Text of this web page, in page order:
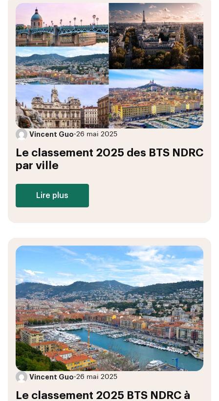
Vincent Guo•26 mai 2025
Le classement 2025 des BTS NDRC
par ville
Lire plus
Vincent Guo•26 mai 2025
Le classement 2025 BTS NDRC à